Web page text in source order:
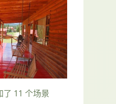
了 11 个场景